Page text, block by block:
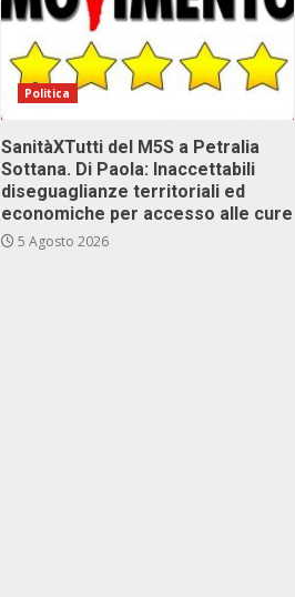
Politica
SanitàXTutti del M5S a Petralia
Sottana. Di Paola: Inaccettabili
diseguaglianze territoriali ed
economiche per accesso alle cure
5 Agosto 2026